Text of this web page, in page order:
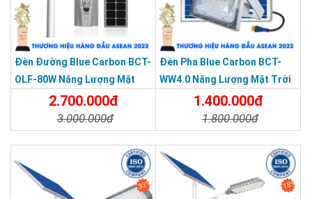
Đèn Đường Blue Carbon BCT-
OLF-80W Năng Lượng Mặt
2.700.000đ
3.000.000đ
Đèn Pha Blue Carbon BCT-
WW4.0 Năng Lượng Mặt Trời
LD-300W1.400.000đ
1.800.000đ
33% 18%